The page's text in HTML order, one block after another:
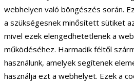
webhelyen való böngészés során.
a szükségesnek minősített sütiket
mivel ezek elengedhetetlenek a
működéséhez. Harmadik féltől
használunk, amelyek segítenek
használja ezt a webhelyet. Ezek a